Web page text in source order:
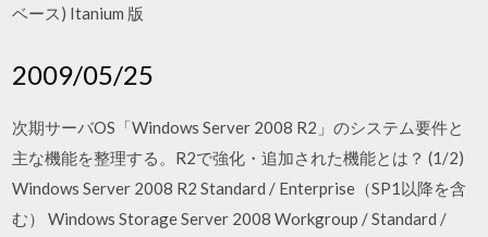
ベース) Itanium 版
2009/05/25
次期サーバOS「Windows Server 2008 R2」のシステム要件と
主な機能を整理する。R2で強化・追加された機能とは？ (1/2)
Windows Server 2008 R2 Standard / Enterprise（SP1以降を含
む） Windows Storage Server 2008 Workgroup / Standard /